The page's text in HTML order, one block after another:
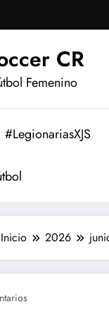
CR
Femenino
#LegionariasXJS
Inicio 2026